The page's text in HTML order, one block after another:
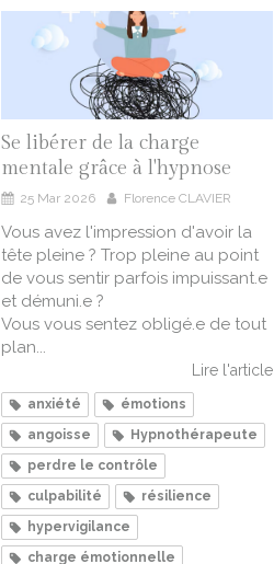
Se libérer de la charge
mentale grâce à l'hypnose
25 Mar 2026 Florence CLAVIER
Vous avez l'impression d'avoir la
tête pleine ? Trop pleine au point
de vous sentir parfois impuissant.e
et démuni.e ?
Vous vous sentez obligé.e de tout
plan...
Lire l'article
anxiété
émotions
angoisse
Hypnothérapeute
perdre le contrôle
culpabilité
résilience
hypervigilance
charge émotionnelle